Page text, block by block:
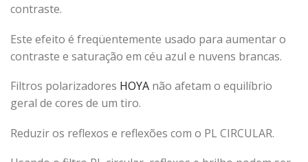
contraste.
Este efeito é freqüentemente usado para aumentar o
contraste e saturação em céu azul e nuvens brancas.
Filtros polarizadores HOYA não afetam o equilíbrio
geral de cores de um tiro.
Reduzir os reflexos e reflexões com o PL CIRCULAR.